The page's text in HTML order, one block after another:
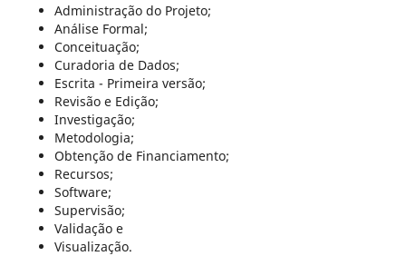
Administração do Projeto;
Análise Formal;
Conceituação;
Curadoria de Dados;
Escrita - Primeira versão;
Revisão e Edição;
Investigação;
Metodologia;
Obtenção de Financiamento;
Recursos;
Software;
Supervisão;
Validação e
Visualização.